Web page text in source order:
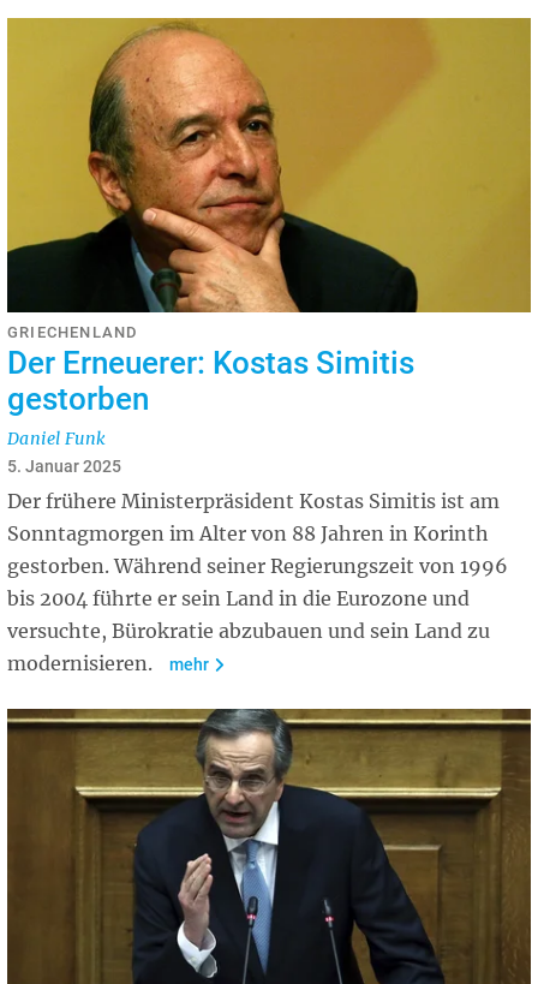
GRIECHENLAND
Der Erneuerer: Kostas Simitis
gestorben
Daniel Funk
5. Januar 2025
Der frühere Ministerpräsident Kostas Simitis ist am
Sonntagmorgen im Alter von 88 Jahren in Korinth
gestorben. Während seiner Regierungszeit von 1996
bis 2004 führte er sein Land in die Eurozone und
versuchte, Bürokratie abzubauen und sein Land zu
modernisieren.
mehr